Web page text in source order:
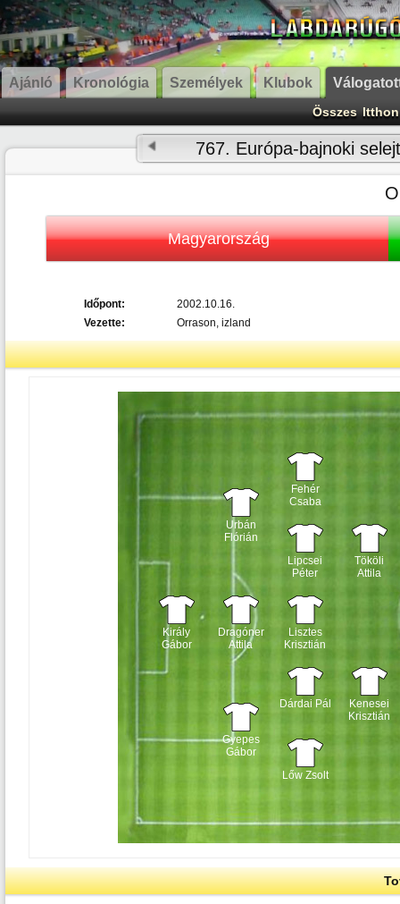
Ajánló Kronológia Személyek Klubok
Összes Itthon
767. Európa-bajnoki
Magyarország
Időpont:
2002.10.16.
Vezette:
Orrason, izland
Király
Gábor
Urbán
Flórián
Dragóner
Attila
Gyepes
Gábor
Fehér
Csaba
Lipcsei
Péter
Lisztes
Krisztián
Dárdai Pál
Lőw Zsolt
Tököli
Attila
Kenesei
Krisztián